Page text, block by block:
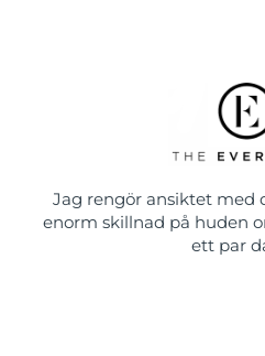
Jag rengör ansiktet med
enorm skillnad på huden
ett par